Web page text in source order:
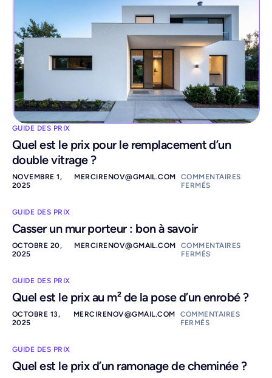
GUIDE DES PRIX
Quel est le prix pour le remplacement d’un
double vitrage ?
NOVEMBRE 1,
2025
MERCIRENOV@GMAIL.COM
COMMENTAIRES
FERMÉS
GUIDE DES PRIX
Casser un mur porteur : bon à savoir
OCTOBRE 20,
2025
MERCIRENOV@GMAIL.COM
COMMENTAIRES
FERMÉS
GUIDE DES PRIX
Quel est le prix au m² de la pose d’un enrobé ?
OCTOBRE 13,
2025
MERCIRENOV@GMAIL.COM
COMMENTAIRES
FERMÉS
GUIDE DES PRIX
Quel est le prix d’un ramonage de cheminée ?